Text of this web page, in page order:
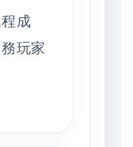
成
玩家